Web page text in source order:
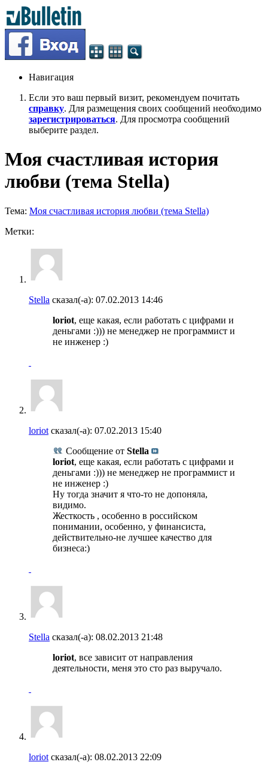
Навигация
Если это ваш первый визит, рекомендуем почитать
справку. Для размещения своих сообщений необходимо
зарегистрироваться. Для просмотра сообщений
выберите раздел.
Моя счастливая история
любви (тема Stella)
Тема: Моя счастливая история любви (тема Stella)
Метки:
Stella сказал(-а): 07.02.2013 14:46
loriot, еще какая, если работать с цифрами и
деньгами :))) не менеджер не программист и
не инженер :)
loriot сказал(-а): 07.02.2013 15:40
Сообщение от Stella
loriot, еще какая, если работать с цифрами и
деньгами :))) не менеджер не программист и
не инженер :)
Ну тогда значит я что-то не допоняла,
видимо.
Жесткость , особенно в российском
понимании, особенно, у финансиста,
действительно-не лучшее качество для
бизнеса:)
Stella сказал(-а): 08.02.2013 21:48
loriot, все зависит от направления
деятельности, меня это сто раз выручало.
loriot сказал(-а): 08.02.2013 22:09